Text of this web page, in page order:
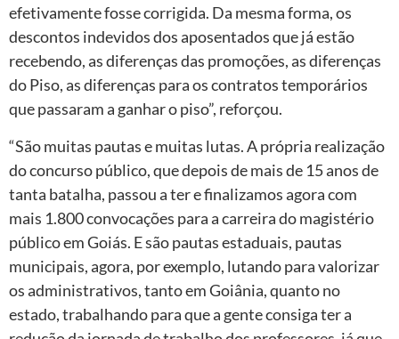
efetivamente fosse corrigida. Da mesma forma, os
descontos indevidos dos aposentados que já estão
recebendo, as diferenças das promoções, as diferenças
do Piso, as diferenças para os contratos temporários
que passaram a ganhar o piso”, reforçou.
“São muitas pautas e muitas lutas. A própria realização
do concurso público, que depois de mais de 15 anos de
tanta batalha, passou a ter e finalizamos agora com
mais 1.800 convocações para a carreira do magistério
público em Goiás. E são pautas estaduais, pautas
municipais, agora, por exemplo, lutando para valorizar
os administrativos, tanto em Goiânia, quanto no
estado, trabalhando para que a gente consiga ter a